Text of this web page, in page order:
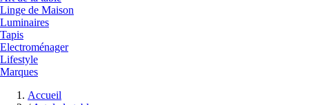
Linge de Maison
Luminaires
Tapis
Electroménager
Lifestyle
Marques
Accueil